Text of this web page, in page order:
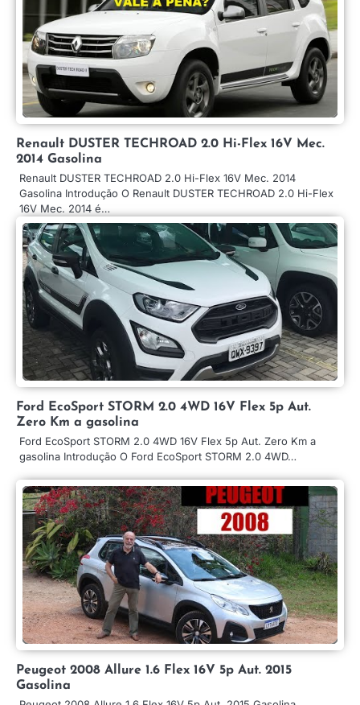
Renault DUSTER TECHROAD 2.0 Hi-Flex 16V Mec.
2014 Gasolina
Renault DUSTER TECHROAD 2.0 Hi-Flex 16V Mec. 2014
Gasolina Introdução O Renault DUSTER TECHROAD 2.0 Hi-Flex
16V Mec. 2014 é…
Ford EcoSport STORM 2.0 4WD 16V Flex 5p Aut.
Zero Km a gasolina
Ford EcoSport STORM 2.0 4WD 16V Flex 5p Aut. Zero Km a
gasolina Introdução O Ford EcoSport STORM 2.0 4WD…
Peugeot 2008 Allure 1.6 Flex 16V 5p Aut. 2015
Gasolina